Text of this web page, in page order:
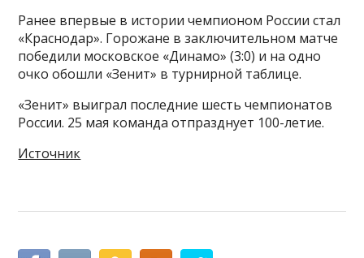
Ранее впервые в истории чемпионом России стал
«Краснодар». Горожане в заключительном матче
победили московское «Динамо» (3:0) и на одно
очко обошли «Зенит» в турнирной таблице.
«Зенит» выиграл последние шесть чемпионатов
России. 25 мая команда отпразднует 100-летие.
Источник